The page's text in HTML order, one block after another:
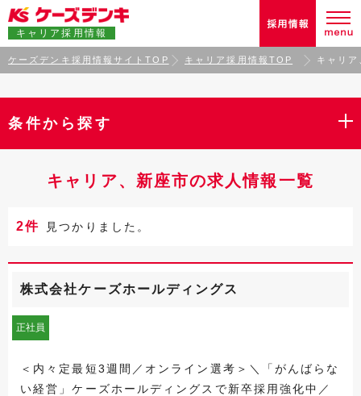
キャリア採用情報
ケーズデンキ採用情報サイトTOP キャリア採用情報TOP キャリ
条件から探す
キャリア、新座市の求人情報一覧
2件 見つかりました。
株式会社ケーズホールディングス
正社員
＜内々定最短3週間／オンライン選考＞＼「がんばらな
い経営」ケーズホールディングスで新卒採用強化中／